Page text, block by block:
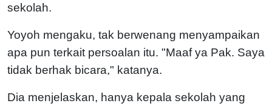
sekolah.
Yoyoh mengaku, tak berwenang menyampaikan
apa pun terkait persoalan itu. "Maaf ya Pak. Saya
tidak berhak bicara," katanya.
Dia menjelaskan, hanya kepala sekolah yang